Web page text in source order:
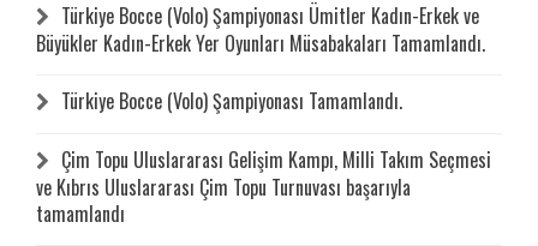
Türkiye Bocce (Volo) Şampiyonası Ümitler Kadın-Erkek ve
Büyükler Kadın-Erkek Yer Oyunları Müsabakaları Tamamlandı.
Türkiye Bocce (Volo) Şampiyonası Tamamlandı.
Çim Topu Uluslararası Gelişim Kampı, Milli Takım Seçmesi
ve Kıbrıs Uluslararası Çim Topu Turnuvası başarıyla
tamamlandı